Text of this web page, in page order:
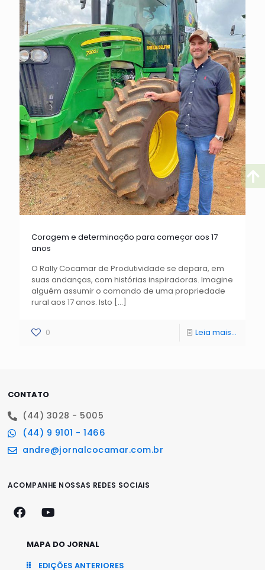
Coragem e determinação para começar aos 17
anos
O Rally Cocamar de Produtividade se depara, em
suas andanças, com histórias inspiradoras. Imagine
alguém assumir o comando de uma propriedade
rural aos 17 anos. Isto […]
0 Leia mais...
CONTATO
(44) 3028 - 5005
(44) 9 9101 - 1466
andre@jornalcocamar.com.br
ACOMPANHE NOSSAS REDES SOCIAIS
MAPA DO JORNAL
EDIÇÕES ANTERIORES